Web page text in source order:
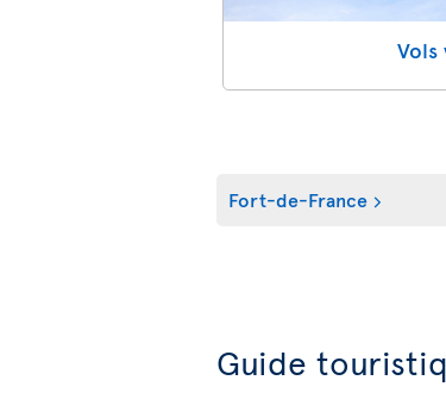
Vols
Fort-de-France
Guide